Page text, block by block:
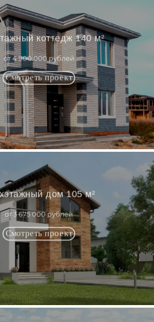
коттедж 140 м²
от 4 900 000 рублей
дом 105 м²
от 3 675 000 рублей